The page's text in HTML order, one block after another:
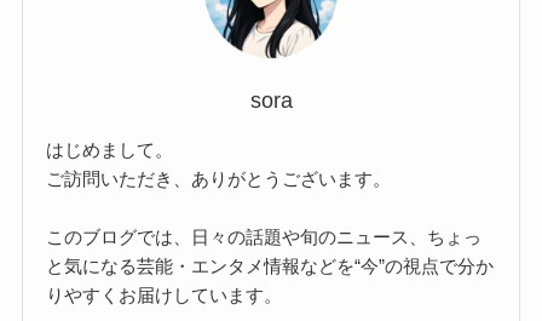
sora
はじめまして。
ご訪問いただき、ありがとうございます。
このブログでは、日々の話題や旬のニュース、ちょっ
と気になる芸能・エンタメ情報などを“今”の視点で分か
りやすくお届けしています。